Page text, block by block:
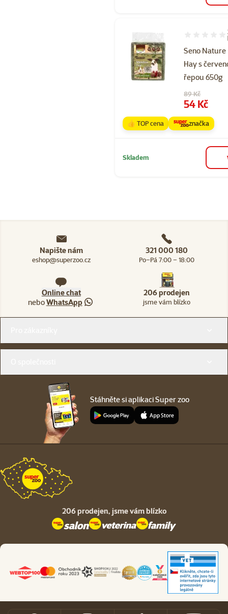
Seno Nature
Hay s
řepou 650g​
Hodnocení
Původní cena
89 Kč
Cena
54 Kč
👍 TOP cena značka
Skladem
Napište nám
eshop@superzoo.cz
321 000 180
Po–Pá 7:00 – 18:00
Online chat
neboWhatsApp
206 prodejen
jsme vám blízko
Stáhněte si aplikaci Super zoo
206 prodejen, jsme vám blízko